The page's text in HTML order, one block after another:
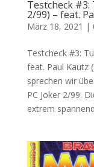
Testcheck #3:
2/99) – feat.
März 18, 2021 |
Testcheck #3:
feat. Paul Kautz
sprechen wir
PC Joker 2/99.
extrem